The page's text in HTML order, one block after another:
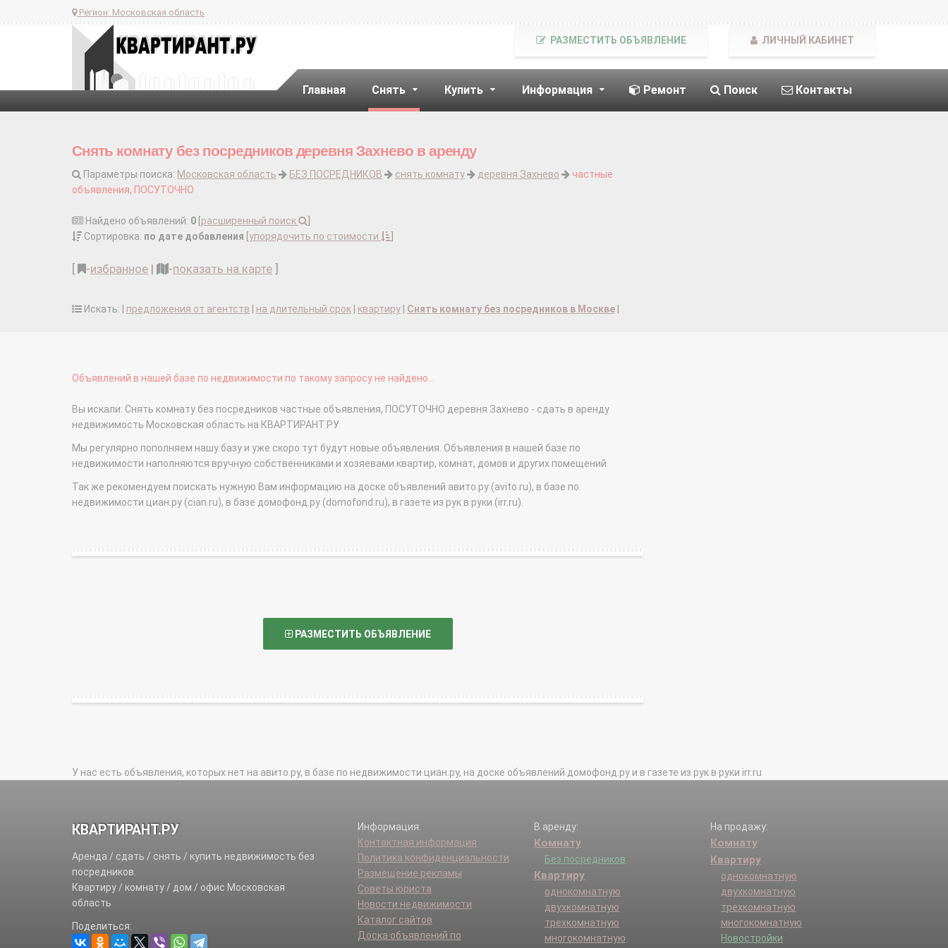
Регион: Московская область
Главная Снять Купить Информация Ремонт Поиск Контакты
РАЗМЕСТИТЬ ОБЪЯВЛЕНИЕ ЛИЧНЫЙ КАБИНЕТ
Снять комнату без посредников деревня Захнево в аренду
Параметры поиска: Московская область БЕЗ ПОСРЕДНИКОВ снять комнату деревня Захнево
частные
объявления, ПОСУТОЧНО
Найдено объявлений: 0 расширенный поиск
Сортировка: по дате добавления упорядочить по стоимости
-избранное | -показать на карте
Искать: | предложения от агентств на длительный срок квартиру Снять комнату без посредников в Москве
Объявлений в нашей базе по недвижимости по такому запросу не найдено...
Вы искали: Снять комнату без посредников частные объявления, ПОСУТОЧНО деревня Захнево - сдать в аренду
недвижимость Московская область на КВАРТИРАНТ.РУ
Мы регулярно пополняем нашу базу и уже скоро тут будут новые объявления. Объявления в нашей базе по
недвижимости наполняются вручную собственниками и хозяевами квартир, комнат, домов и других помещений.
Так же рекомендуем поискать нужную Вам информацию на доске объявлений авито.ру (avito.ru), в базе по
недвижимости циан.ру (cian.ru), в базе домофонд.ру (domofond.ru), в газете из рук в руки (irr.ru).
РАЗМЕСТИТЬ ОБЪЯВЛЕНИЕ
У нас есть объявления, которых нет на авито.ру, в базе по недвижимости циан.ру, на доске объявлений домофонд.ру и в газете из рук в руки irr.ru
КВАРТИРАНТ.РУ
Аренда / сдать / снять / купить недвижимость без
посредников.
Квартиру / комнату / дом / офис Московская
область
Поделиться:
Информация:
Контактная информация
Политика конфиденциальности
Размещение рекламы
Советы юриста
Новости недвижимости
Каталог сайтов
Доска объявлений по
В аренду:
Комнату
Без посредников
Квартиру
однокомнатную
двухкомнатную
трехкомнатную
многокомнатную
На продажу:
Комнату
Квартиру
однокомнатную
двухкомнатную
трехкомнатную
многокомнатную
Новостройки